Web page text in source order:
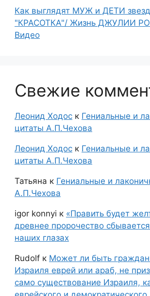
Как выглядят МУЖ и ДЕТИ
"КРАСОТКА"/ Жизнь ДЖУЛИИ
Видео
Свежие
Леонид Ходос к Гениальные и
цитаты А.П.Чехова
Леонид Ходос к Гениальные и
цитаты А.П.Чехова
Татьяна к Гениальные и
А.П.Чехова
igor konnyi к «Править будет
древнее пророчество
наших глазах
Rudolf к Может ли быть
Израиля еврей или араб, не
само существование Израиля,